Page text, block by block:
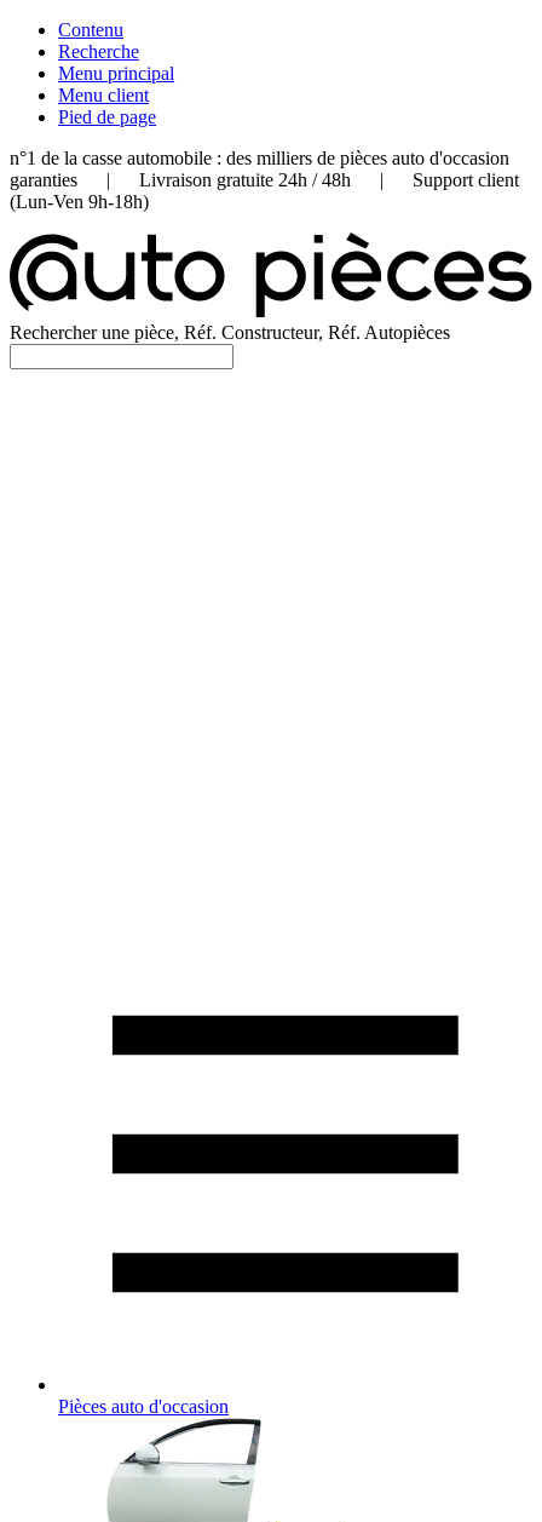
Contenu
Recherche
Menu principal
Menu client
Pied de page
n°1 de la casse automobile : des milliers de pièces auto d'occasion
garanties | Livraison gratuite 24h / 48h | Support client
(Lun-Ven 9h-18h)
Rechercher une pièce, Réf. Constructeur, Réf. Autopièces
Pièces auto d'occasion